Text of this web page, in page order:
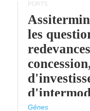
PORTS
les
l'attention
Gênes